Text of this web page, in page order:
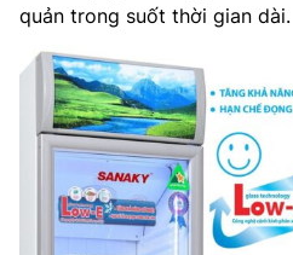
quản trong suốt thời gian dài.